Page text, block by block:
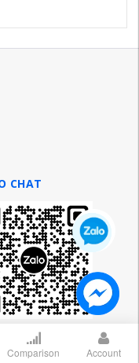
CHAT
Comparison Account